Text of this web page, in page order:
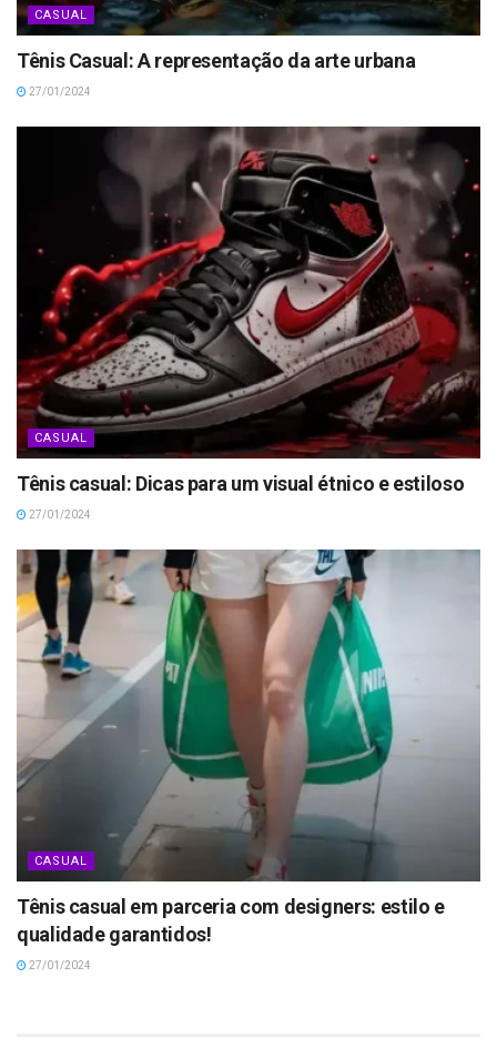
CASUAL
Tênis Casual: A representação da arte urbana
27/01/2024
CASUAL
Tênis casual: Dicas para um visual étnico e estiloso
27/01/2024
CASUAL
Tênis casual em parceria com designers: estilo e
qualidade garantidos!
27/01/2024